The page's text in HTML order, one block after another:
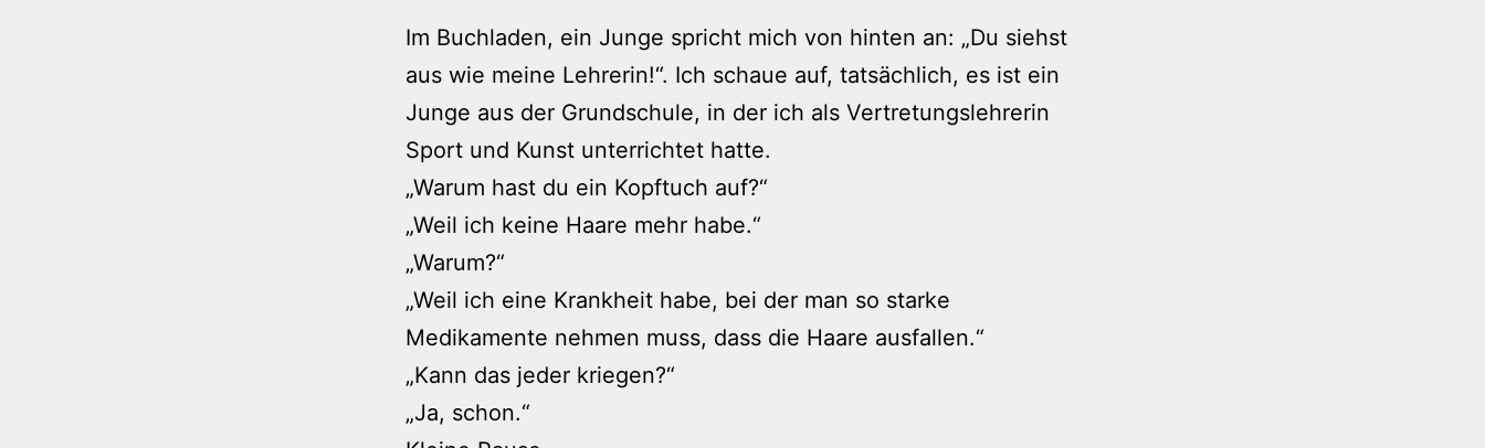
Im Buchladen, ein Junge spricht mich von hinten an: „Du siehst
aus wie meine Lehrerin!“. Ich schaue auf, tatsächlich, es ist ein
Junge aus der Grundschule, in der ich als Vertretungslehrerin
Sport und Kunst unterrichtet hatte.
„Warum hast du ein Kopftuch auf?“
„Weil ich keine Haare mehr habe.“
„Warum?“
„Weil ich eine Krankheit habe, bei der man so starke
Medikamente nehmen muss, dass die Haare ausfallen.“
„Kann das jeder kriegen?“
„Ja, schon.“